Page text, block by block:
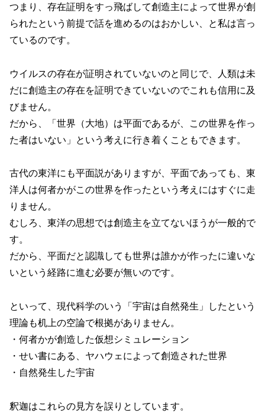
つまり、存在証明をすっ飛ばして創造主によって世界が創
られたという前提で話を進めるのはおかしい、と私は言っ
ているのです。
ウイルスの存在が証明されていないのと同じで、人類は未
だに創造主の存在を証明できていないのでこれも信用に及
びません。
だから、「世界（大地）は平面であるが、この世界を作っ
た者はいない」という考えに行き着くこともできます。
古代の東洋にも平面説がありますが、平面であっても、東
洋人は何者かがこの世界を作ったという考えにはすぐに走
りません。
むしろ、東洋の思想では創造主を立てないほうが一般的で
す。
だから、平面だと認識しても世界は誰かが作ったに違いな
いという経路に進む必要が無いのです。
といって、現代科学のいう「宇宙は自然発生」したという
理論も机上の空論で根拠がありません。
・何者かが創造した仮想シミュレーション
・せい書にある、ヤハウェによって創造された世界
・自然発生した宇宙
釈迦はこれらの見方を誤りとしています。